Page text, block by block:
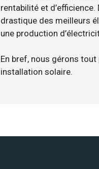
rentabilité et
drastique des meilleurs
une production
En bref, nous gérons
installation solaire.